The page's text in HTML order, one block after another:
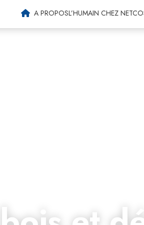
A PROPOSL’HUMAIN CHEZ NETCO
Machines agricoles